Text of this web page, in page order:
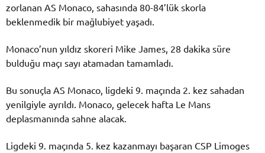
zorlanan AS Monaco, sahasında 80-84’lük skorla
beklenmedik bir mağlubiyet yaşadı.
Monaco’nun yıldız skoreri Mike James, 28 dakika süre
bulduğu maçı sayı atamadan tamamladı.
Bu sonuçla AS Monaco, ligdeki 9. maçında 2. kez sahadan
yenilgiyle ayrıldı. Monaco, gelecek hafta Le Mans
deplasmanında sahne alacak.
Ligdeki 9. maçında 5. kez kazanmayı başaran CSP Limoges